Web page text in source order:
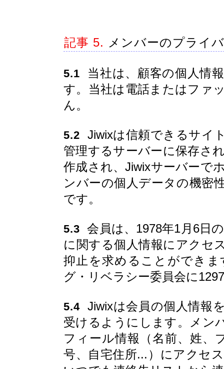
記事 5. メンバーのプライ
5.1 当社は、顧客の個人情
す。当社は電話またはファ
ん。
5.2 Jiwixは信頼できるサイ
管理するサーバーに保存さ
作成され、Jiwixサーバーで
ンバーの個人データの機密
です。
5.3 会員は、1978年1月6日
に関する個人情報にアクセ
抑止を求めることができ
グ・リベラシー委員会に
5.4 Jiwixは会員の個人情報
受けるようにします。メン
フィール情報（名前、姓、
号、自宅住所...）にアクセ